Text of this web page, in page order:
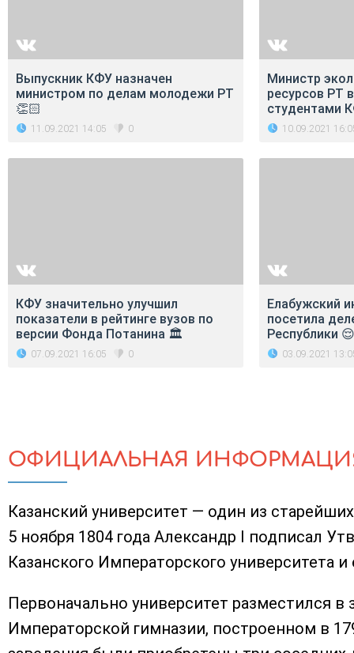
Выпускник КФУ назначен
министром по делам молодежи РТ
👏🏻
11.09.2021 14:05 0
Министр
ресурсов РТ
студентами
10.09.2021
КФУ значительно улучшил
показатели в рейтинге вузов по
версии Фонда Потанина 🏛
07.09.2021 16:05 0
Елабужский
посетила
Республики
03.09.2021
ОФИЦИАЛЬНАЯ
Казанский университет — один из
5 ноября 1804 года Александр I подписал
Казанского Императорского университета и
Первоначально университет разместился в
Императорской гимназии, построенном в